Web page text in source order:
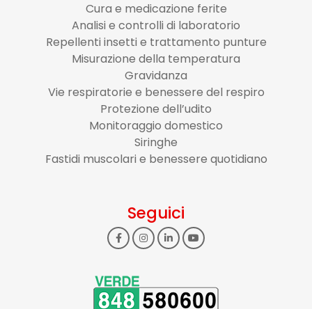
Cura e medicazione ferite
Analisi e controlli di laboratorio
Repellenti insetti e trattamento punture
Misurazione della temperatura
Gravidanza
Vie respiratorie e benessere del respiro
Protezione dell’udito
Monitoraggio domestico
Siringhe
Fastidi muscolari e benessere quotidiano
Seguici